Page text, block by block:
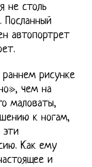
не столь
автопортрет
рисунке
чем на
маловаты,
к ногам,
Как ему
и